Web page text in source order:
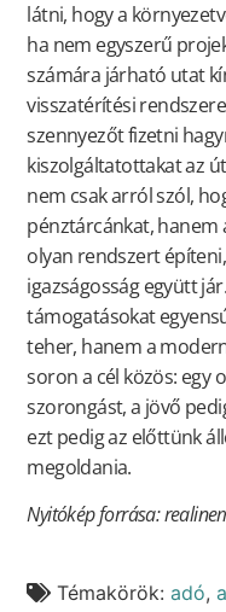
látni, hogy a
ha nem egyszerű
számára járható utat
visszatérítési
szennyezőt fizetni
kiszolgáltatottakat az
nem csak arról szól,
pénztárcánkat, hanem
olyan rendszert
igazságosság együtt
támogatásokat
teher, hanem a
soron a cél közös: egy
szorongást, a jövő
ezt pedig az előttünk
megoldania.
Nyitókép forrása:
Témakörök:adó,